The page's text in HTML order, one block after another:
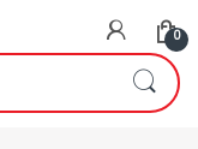
0